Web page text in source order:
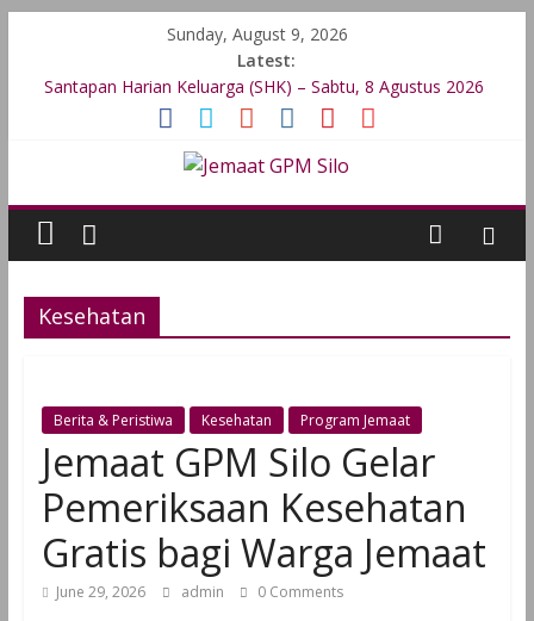
Sunday, August 9, 2026
Latest:
Santapan Harian Keluarga (SHK) – Sabtu, 8 Agustus 2026
Santapan Harian Keluarga (SHK) – Jumat, 7 Agustus 2026
Santapan Harian Keluarga (SHK) – Rabu, 5 Agustus 2026
Kesehatan
Berita & Peristiwa Kesehatan Program Jemaat
Jemaat GPM Silo Gelar
Pemeriksaan Kesehatan
Gratis bagi Warga Jemaat
June 29, 2026 admin 0 Comments